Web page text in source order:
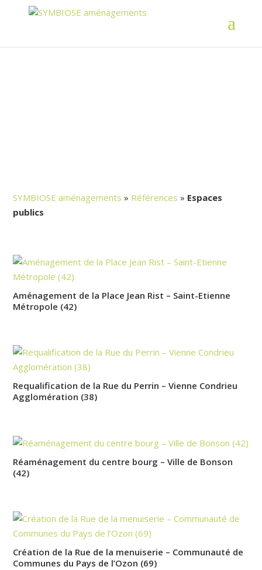
SYMBIOSE aménagements » Références » Espaces
publics
Aménagement de la Place Jean Rist – Saint-Etienne
Métropole (42)
Requalification de la Rue du Perrin – Vienne Condrieu
Agglomération (38)
Réaménagement du centre bourg – Ville de Bonson
(42)
Création de la Rue de la menuiserie – Communauté de
Communes du Pays de l’Ozon (69)